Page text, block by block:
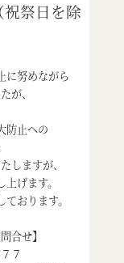
祭日を除
に努めながら
が、
防止への
しますが、
げます。
おります。
合せ】
７